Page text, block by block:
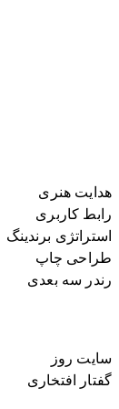
هدایت هنری
رابط کاربری
استراتژی برندینگ
طراحی چاپ
رندر سه بعدی
سایت روز
گفتار افتخاری